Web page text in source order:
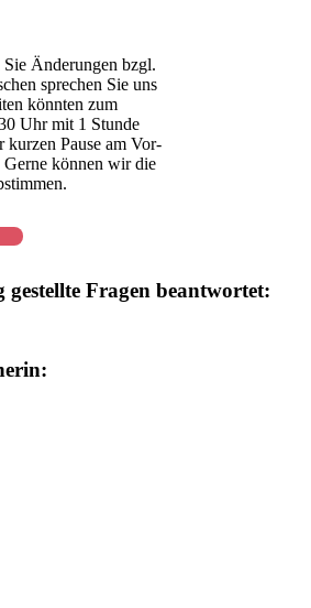
Sie Änderungen bzgl.
sprechen Sie uns
könnten zum
Uhr mit 1 Stunde
kurzen Pause am Vor-
können wir die
Fragen beantwortet: